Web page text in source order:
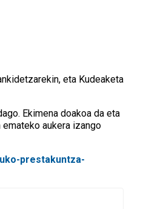
eta Kudeaketa
Ekimena doakoa da eta
aukera izango
prestakuntza-